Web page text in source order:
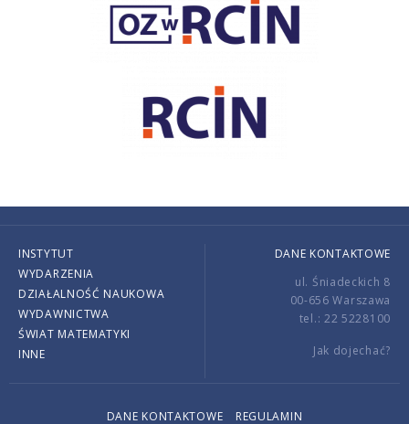
INSTYTUT
WYDARZENIA
DZIAŁALNOŚĆ NAUKOWA
WYDAWNICTWA
ŚWIAT MATEMATYKI
INNE
DANE KONTAKTOWE
ul. Śniadeckich 8
00-656 Warszawa
tel.: 22 5228100
Jak dojechać?
DANE KONTAKTOWE REGULAMIN